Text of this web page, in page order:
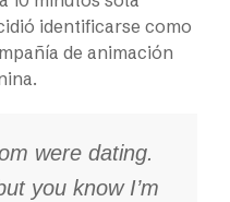
identificarse como
de animación
were dating.
you know I’m